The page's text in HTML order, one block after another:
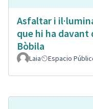
Asfaltar i
que hi ha davant
Bòbila
Laia Espacio